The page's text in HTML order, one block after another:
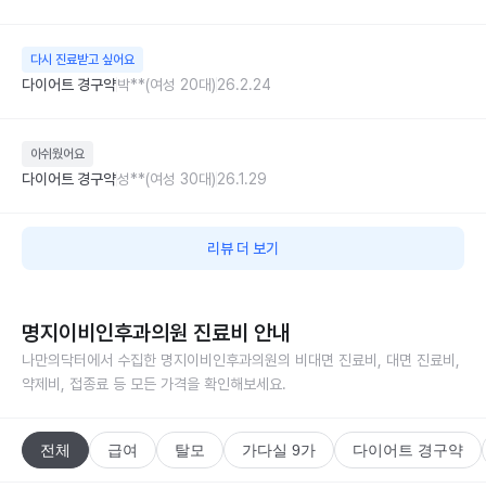
다시 진료받고 싶어요
다이어트 경구약박**(여성 20대)26.2.24
아쉬웠어요
다이어트 경구약성**(여성 30대)26.1.29
리뷰 더 보기
명지이비인후과의원 진료비 안내
나만의닥터에서 수집한 명지이비인후과의원의 비대면 진료비, 대면 진료비,
약제비, 접종료 등 모든 가격을 확인해보세요.
전체 급여 탈모 가다실 9가 다이어트 경구약